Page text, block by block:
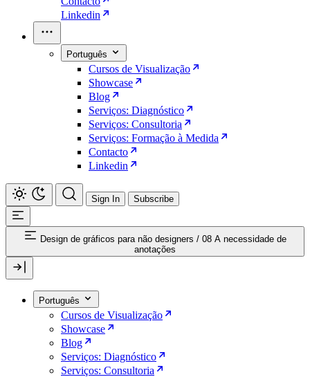
Linkedin
Português
Cursos de Visualização
Showcase
Blog
Serviços: Diagnóstico
Serviços: Consultoria
Serviços: Formação à Medida
Contacto
Linkedin
Sign In Subscribe
Design de gráficos para não designers / 08 A necessidade de
anotações
Português
Cursos de Visualização
Showcase
Blog
Serviços: Diagnóstico
Serviços: Consultoria